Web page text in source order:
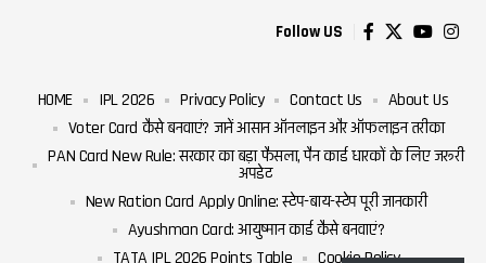
Follow US
HOME IPL 2026 Privacy Policy Contact Us
About Us
Voter Card कैसे बनवाएं? जानें आसान ऑनलाइन और ऑफलाइन तरीका
PAN Card New Rule: सरकार का बड़ा फैसला, पैन कार्ड धारकों के लिए जरूरी
अपडेट
New Ration Card Apply Online: स्टेप-बाय-स्टेप पूरी जानकारी
Ayushman Card: आयुष्मान कार्ड कैसे बनवाएं?
TATA IPL 2026 Points Table
Cookie Policy